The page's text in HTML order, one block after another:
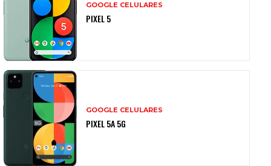
GOOGLE CELULARES
PIXEL 5
GOOGLE CELULARES
PIXEL 5A 5G